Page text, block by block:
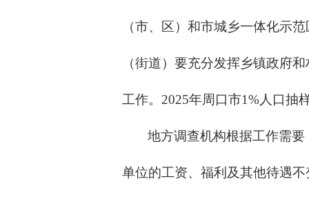
（市、区）和市城乡一体化示范
（街道）要充分发挥乡镇政府
工作。 2025年周口市1%人口抽
地方调查机构根据工作需
单位的工资、福利及其他待遇